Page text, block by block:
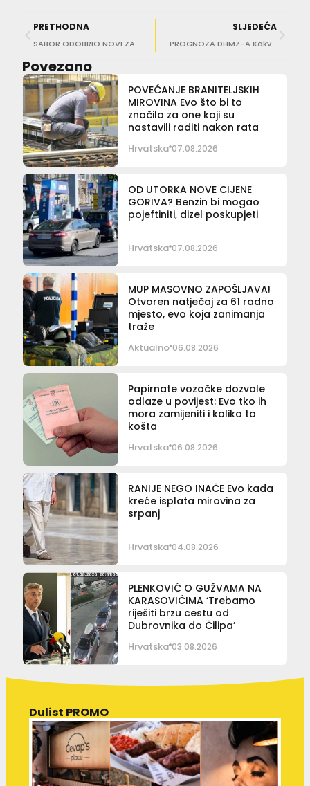
PRETHODNA
SABOR ODOBRIO NOVI ZAKON O UDŽBENICIMA Veće cijene, javni poziv na jesen…
SLJEDEĆA
PROGNOZA DHMZ-A Kakvo nas ljeto očekuje?
Povezano
POVEĆANJE BRANITELJSKIH
MIROVINA Evo što bi to
značilo za one koji su
nastavili raditi nakon rata
Hrvatska 07.08.2026
OD UTORKA NOVE CIJENE
GORIVA? Benzin bi mogao
pojeftiniti, dizel poskupjeti
Hrvatska 07.08.2026
MUP MASOVNO ZAPOŠLJAVA!
Otvoren natječaj za 61 radno
mjesto, evo koja zanimanja
traže
Aktualno 06.08.2026
Papirnate vozačke dozvole
odlaze u povijest: Evo tko ih
mora zamijeniti i koliko to
košta
Hrvatska 06.08.2026
RANIJE NEGO INAČE Evo kada
kreće isplata mirovina za
srpanj
Hrvatska 04.08.2026
PLENKOVIĆ O GUŽVAMA NA
KARASOVIĆIMA ‘Trebamo
riješiti brzu cestu od
Dubrovnika do Čilipa’
Hrvatska 03.08.2026
Dulist PROMO